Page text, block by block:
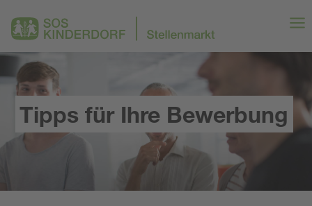
Tipps für Ihre Bewerbung